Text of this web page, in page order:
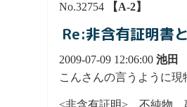
No.32754 【A-2】
Re:非含有証明書
2009-07-09 12:06:00池田
こんさんの言うように
<非含有証明> 不純物、